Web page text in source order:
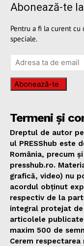
Abonează-te
Pentru a fi la curent
speciale.
Abonează-te
Termeni și
Dreptul de autor
ul PRESShub este
România, precum
presshub.ro.
grafică, video) nu
acordul obținut
respectiv de la
integral protejat de
articolele publicate
maxim 500 de
Cerem